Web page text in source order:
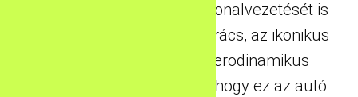
hanem az autó erőteljes vonalvezetését is
kiemeli. Az agresszív hűtőrács, az ikonikus
sport kipufogók és az aerodinamikus
forma mind azt sugallják, hogy ez az autó